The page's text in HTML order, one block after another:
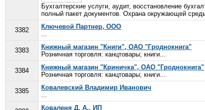
Бухгалтерские услуги, аудит, восстановление
полный пакет документов. Охрана окружающей
3382
Ключевой Партнер, ООО
...
3383
Книжный магазин "Книги", ОАО "Гроднокнига"
Розничная торговля: канцтовары; книги...
3384
Книжный магазин "Криничка", ОАО "Гроднокнига"
Розничная торговля: канцтовары; книги...
3385
Ковалевский Владимир Иванович
...
Коваленя Д. А., ИП